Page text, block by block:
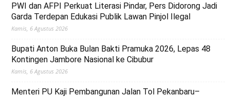
PWI dan AFPI Perkuat Literasi Pindar, Pers Didorong Jadi
Garda Terdepan Edukasi Publik Lawan Pinjol Ilegal
Kamis, 6 Agustus 2026
Bupati Anton Buka Bulan Bakti Pramuka 2026, Lepas 48
Kontingen Jambore Nasional ke Cibubur
Kamis, 6 Agustus 2026
Menteri PU Kaji Pembangunan Jalan Tol Pekanbaru–